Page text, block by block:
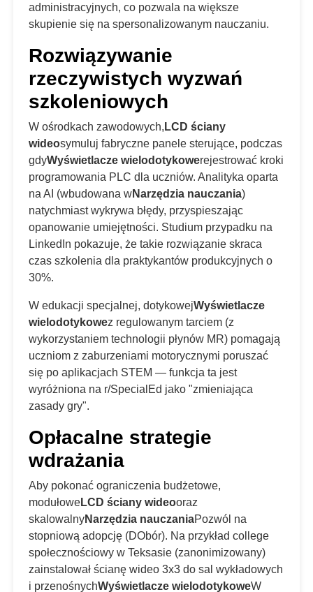
administracyjnych, co pozwala na większe
skupienie się na spersonalizowanym nauczaniu.
Rozwiązywanie
rzeczywistych wyzwań
szkoleniowych
W ośrodkach zawodowych, LCD ściany
wideosymuluj fabryczne panele sterujące, podczas
gdyWyświetlacze wielodotykowerejestrować kroki
programowania PLC dla uczniów. Analityka oparta
na AI (wbudowana wNarzędzia nauczania)
natychmiast wykrywa błędy, przyspieszając
opanowanie umiejętności. Studium przypadku na
LinkedIn pokazuje, że takie rozwiązanie skraca
czas szkolenia dla praktykantów produkcyjnych o
30%.
W edukacji specjalnej, dotykowejWyświetlacze
wielodotykowez regulowanym tarciem (z
wykorzystaniem technologii płynów MR) pomagają
uczniom z zaburzeniami motorycznymi poruszać
się po aplikacjach STEM — funkcja ta jest
wyróżniona na r/SpecialEd jako "zmieniająca
zasady gry".
Opłacalne strategie
wdrażania
Aby pokonać ograniczenia budżetowe,
modułoweLCD ściany wideooraz
skalowalnyNarzędzia nauczaniaPozwól na
stopniową adopcję (DObór). Na przykład college
społecznościowy w Teksasie (zanonimizowany)
zainstalował ścianę wideo 3x3 do sal wykładowych
i przenośnychWyświetlacze wielodotykoweW